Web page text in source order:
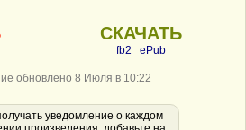
СКАЧАТЬ
fb2 ePub
обновлено 8 Июля в 10:22
уведомление о каждом